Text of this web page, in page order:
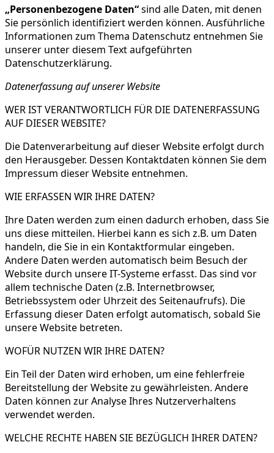
„Personenbezogene Daten“sind alle Daten, mit denen
Sie persönlich identifiziert werden können. Ausführliche
Informationen zum Thema Datenschutz entnehmen Sie
unserer unter diesem Text aufgeführten
Datenschutzerklärung.
Datenerfassung auf unserer Website
WER IST VERANTWORTLICH FÜR DIE DATENERFASSUNG
AUF DIESER WEBSITE?
Die Datenverarbeitung auf dieser Website erfolgt durch
den Herausgeber. Dessen Kontaktdaten können Sie dem
Impressum dieser Website entnehmen.
WIE ERFASSEN WIR IHRE DATEN?
Ihre Daten werden zum einen dadurch erhoben, dass Sie
uns diese mitteilen. Hierbei kann es sich z.B. um Daten
handeln, die Sie in ein Kontaktformular eingeben.
Andere Daten werden automatisch beim Besuch der
Website durch unsere IT-Systeme erfasst. Das sind vor
allem technische Daten (z.B. Internetbrowser,
Betriebssystem oder Uhrzeit des Seitenaufrufs). Die
Erfassung dieser Daten erfolgt automatisch, sobald Sie
unsere Website betreten.
WOFÜR NUTZEN WIR IHRE DATEN?
Ein Teil der Daten wird erhoben, um eine fehlerfreie
Bereitstellung der Website zu gewährleisten. Andere
Daten können zur Analyse Ihres Nutzerverhaltens
verwendet werden.
WELCHE RECHTE HABEN SIE BEZÜGLICH IHRER DATEN?